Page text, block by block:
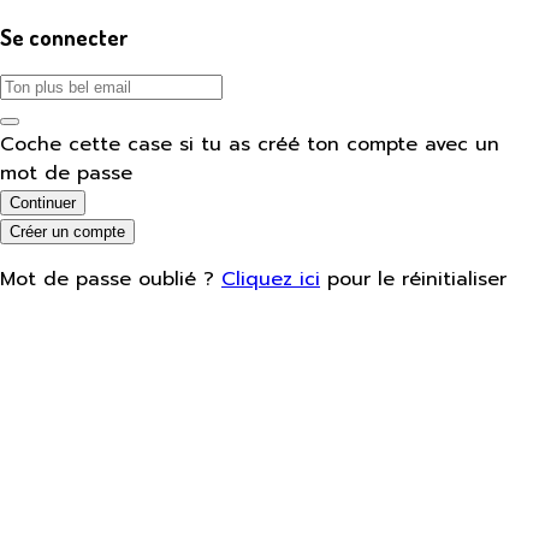
Se connecter
Coche cette case si tu as créé ton compte avec un
mot de passe
Continuer
Créer un compte
Mot de passe oublié ? Cliquez ici pour le réinitialiser